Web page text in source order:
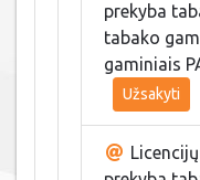
prekyba
tabako
gaminiais
Užsakyti